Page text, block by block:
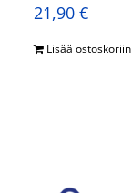
21,90€
Lisää ostoskoriin